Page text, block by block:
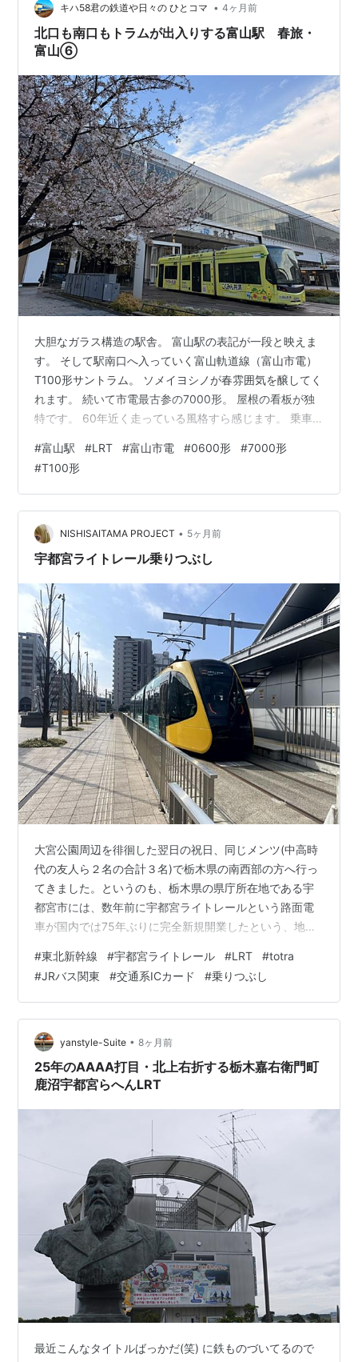
キハ58君の鉄道や日々の ひとコマ • 4ヶ月前
北口も南口もトラムが出入りする富山駅 春旅・
富山⑥
大胆なガラス構造の駅舎。 富山駅の表記が一段と映えま
す。 そして駅南口へ入っていく富山軌道線（富山市電）
T100形サントラム。 ソメイヨシノが春雰囲気を醸してく
れます。 続いて市電最古参の7000形。 屋根の看板が独
特です。 60年近く走っている風格すら感じます。 乗車
ね^^ そして駅舎内。 南口側は従来の市電側で系統も本数
も多いです。 写真右側の南口と北口の間に通路がありま
した。 北陸新幹線改札口からも旧北陸本線・あいの風と
やま鉄道の改札口からも2分程度で市電乗り場に平面移動
できます。 いや～コンパクトシティを目指している富山
市を実感しました…
#富山駅 #LRT #富山市電 #0600形 #7000形
#T100形
NISHISAITAMA PROJECT • 5ヶ月前
宇都宮ライトレール乗りつぶし
大宮公園周辺を徘徊した翌日の祝日、同じメンツ(中高時
代の友人ら２名の合計３名)で栃木県の南西部の方へ行っ
てきました。というのも、栃木県の県庁所在地である宇
都宮市には、数年前に宇都宮ライトレールという路面電
車が国内では75年ぶりに完全新規開業したという、地味
いたのです。 www.miyarail.co.jp ただ、日本の西の果て
に住む人間にとって栃木はアクセスしづらい場所であっ
たわけですが、そんな話をちょろっと友人らに振ったと
ころ「面白そうだから行ってみようぜ！」という流れに
なり、みんなで行くことになったというわけです。昨日
と同じルートで飯能から…
#東北新幹線 #宇都宮ライトレール #LRT #totra
#JRバス関東 #交通系ICカード #乗りつぶし
yanstyle-Suite • 8ヶ月前
25年のAAAA打目・北上右折する栃木嘉右衛門町
鹿沼宇都宮らへんLRT
最近こんなタイトルばっかだ(笑) に鉄ものづいてるので